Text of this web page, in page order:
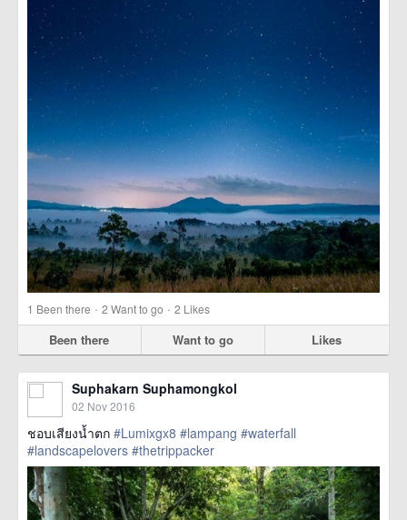
1 Been there · 2 Want to go · 2 Likes
Been there Want to go Likes
Suphakarn Suphamongkol
02 Nov 2016
ชอบเสียงน้ำตก #Lumixgx8 #lampang #waterfall
#landscapelovers #thetrippacker